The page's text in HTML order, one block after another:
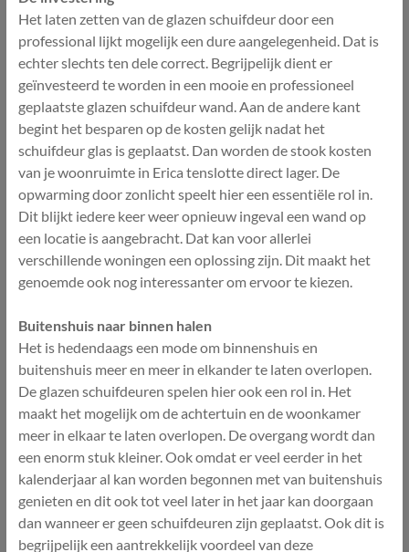
Het laten zetten van de glazen schuifdeur door een
professional lijkt mogelijk een dure aangelegenheid. Dat is
echter slechts ten dele correct. Begrijpelijk dient er
geïnvesteerd te worden in een mooie en professioneel
geplaatste glazen schuifdeur wand. Aan de andere kant
begint het besparen op de kosten gelijk nadat het
schuifdeur glas is geplaatst. Dan worden de stook kosten
van je woonruimte in Erica tenslotte direct lager. De
opwarming door zonlicht speelt hier een essentiële rol in.
Dit blijkt iedere keer weer opnieuw ingeval een wand op
een locatie is aangebracht. Dat kan voor allerlei
verschillende woningen een oplossing zijn. Dit maakt het
genoemde ook nog interessanter om ervoor te kiezen.
Buitenshuis naar binnen halen
Het is hedendaags een mode om binnenshuis en
buitenshuis meer en meer in elkander te laten overlopen.
De glazen schuifdeuren spelen hier ook een rol in. Het
maakt het mogelijk om de achtertuin en de woonkamer
meer in elkaar te laten overlopen. De overgang wordt dan
een enorm stuk kleiner. Ook omdat er veel eerder in het
kalenderjaar al kan worden begonnen met van buitenshuis
genieten en dit ook tot veel later in het jaar kan doorgaan
dan wanneer er geen schuifdeuren zijn geplaatst. Ook dit is
begrijpelijk een aantrekkelijk voordeel van deze